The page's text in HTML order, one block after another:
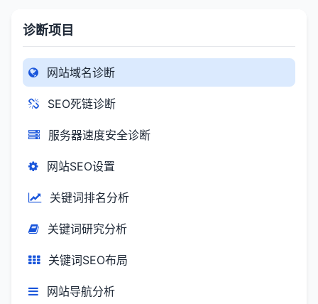
诊断项目
网站域名诊断
SEO死链诊断
服务器速度安全诊断
网站SEO设置
关键词排名分析
关键词研究分析
关键词SEO布局
网站导航分析